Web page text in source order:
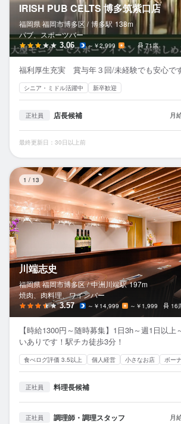
IRISH PUB CELTS 博多筑紫口店
福岡県 福岡市博多区 / 博多駅 138m
パブ、スポーツバー
3.06 ～￥2,999 － 71席
福利厚生充実 賞与年３回/未経験でも安心で
シニア・ミドル活躍中 新卒歓迎
正社員 店長候補 月
最終更新日：30日以上前
1 / 13
川端志史
福岡県 福岡市博多区 / 中洲川端駅 197m
焼肉、肉料理、ワインバー
3.57 ～￥14,999 ～￥1,999 16
【時給1300円～随時募集】1日3h～週1日以上
いありです！駅チカ徒歩3分！
食べログ評価 3.5以上 個人経営 小さなお店 ボー
正社員 料理長候補
正社員 調理師・調理スタッフ 月